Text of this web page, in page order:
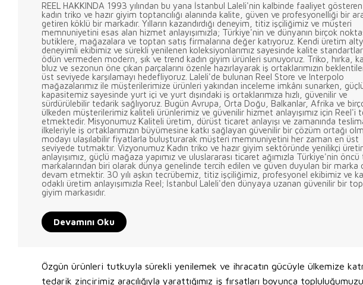
REEL HAKKINDA 1993 yılından bu yana İstanbul Laleli'nin kalbinde faaliyet gösteren
kadın triko ve hazır giyim toptancılığı alanında kalite, güven ve profesyonelliği bir
getiren köklü bir markadır. Yılların kazandırdığı deneyim, titiz işçiliğimiz ve müşteri
memnuniyetini esas alan hizmet anlayışımızla; Türkiye'nin ve dünyanın birçok
butiklere, mağazalara ve toptan satış firmalarına değer katıyoruz. Kendi üretim
deneyimli ekibimiz ve sürekli yenilenen koleksiyonlarımız sayesinde kalite
ödün vermeden modern, şık ve trend kadın giyim ürünleri sunuyoruz. Triko, hırka,
bluz ve sezonun öne çıkan parçalarını özenle hazırlayarak iş ortaklarımızın
üst seviyede karşılamayı hedefliyoruz. Laleli'de bulunan Reel Store ve Interpolo
mağazalarımız ile müşterilerimize ürünleri yakından inceleme imkânı sunarken,
kapasitemiz sayesinde yurt içi ve yurt dışındaki iş ortaklarımıza hızlı, güvenilir ve
sürdürülebilir tedarik sağlıyoruz. Bugün Avrupa, Orta Doğu, Balkanlar, Afrika ve
ülkeden müşterilerimiz kaliteli ürünlerimiz ve güvenilir hizmet anlayışımız için Reel'i
etmektedir. Misyonumuz Kaliteli üretim, dürüst ticaret anlayışı ve zamanında
ilkeleriyle iş ortaklarımızın büyümesine katkı sağlayan güvenilir bir çözüm ortağı
modayı ulaşılabilir fiyatlarla buluşturarak müşteri memnuniyetini her zaman en üst
seviyede tutmaktır. Vizyonumuz Kadın triko ve hazır giyim sektöründe yenilikçi
anlayışımız, güçlü mağaza yapımız ve uluslararası ticaret ağımızla Türkiye'nin
markalarından biri olarak dünya genelinde tercih edilen ve güven duyulan bir marka
devam etmektir. 30 yılı aşkın tecrübemiz, titiz işçiliğimiz, profesyonel ekibimiz ve
odaklı üretim anlayışımızla Reel; İstanbul Laleli'den dünyaya uzanan güvenilir bir
giyim markasıdır.
Devamını Oku
Özgün ürünleri tutkuyla sürekli yenilemek ve ihracatın gücüyle ülkemize
tedarik zincirimiz aracılığıyla yarattığımız iş fırsatları boyunca